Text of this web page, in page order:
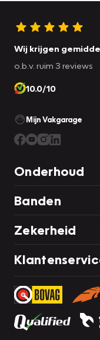
Wij krijgen
o.b.v. ruim 3 reviews
10.0/10
Mijn Vakgarage
Onderhoud
Banden
Zekerheid